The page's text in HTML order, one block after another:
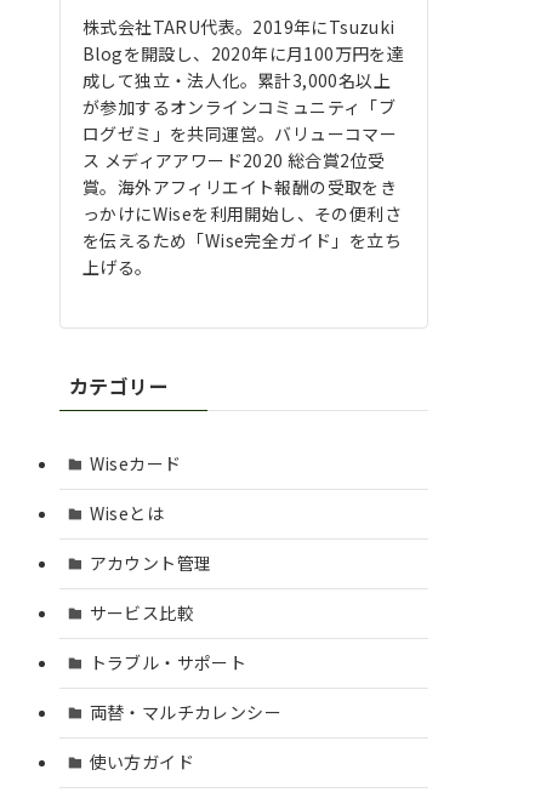
株式会社TARU代表。2019年にTsuzuki
Blogを開設し、2020年に月100万円を達
成して独立・法人化。累計3,000名以上
が参加するオンラインコミュニティ「ブ
ログゼミ」を共同運営。バリューコマー
ス メディアアワード2020 総合賞2位受
賞。海外アフィリエイト報酬の受取をき
っかけにWiseを利用開始し、その便利さ
を伝えるため「Wise完全ガイド」を立ち
上げる。
カテゴリー
Wiseカード
Wiseとは
アカウント管理
サービス比較
トラブル・サポート
両替・マルチカレンシー
使い方ガイド